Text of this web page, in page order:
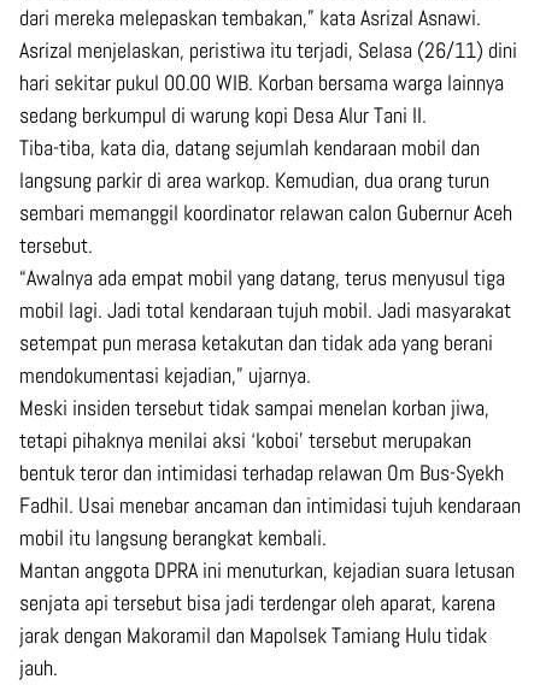
dari mereka melepaskan tembakan,” kata Asrizal Asnawi.
Asrizal menjelaskan, peristiwa itu terjadi, Selasa (26/11) dini
hari sekitar pukul 00.00 WIB. Korban bersama warga lainnya
sedang berkumpul di warung kopi Desa Alur Tani II.
Tiba-tiba, kata dia, datang sejumlah kendaraan mobil dan
langsung parkir di area warkop. Kemudian, dua orang turun
sembari memanggil koordinator relawan calon Gubernur Aceh
tersebut.
“Awalnya ada empat mobil yang datang, terus menyusul tiga
mobil lagi. Jadi total kendaraan tujuh mobil. Jadi masyarakat
setempat pun merasa ketakutan dan tidak ada yang berani
mendokumentasi kejadian,” ujarnya.
Meski insiden tersebut tidak sampai menelan korban jiwa,
tetapi pihaknya menilai aksi ‘koboi’ tersebut merupakan
bentuk teror dan intimidasi terhadap relawan Om Bus-Syekh
Fadhil. Usai menebar ancaman dan intimidasi tujuh kendaraan
mobil itu langsung berangkat kembali.
Mantan anggota DPRA ini menuturkan, kejadian suara letusan
senjata api tersebut bisa jadi terdengar oleh aparat, karena
jarak dengan Makoramil dan Mapolsek Tamiang Hulu tidak
jauh.